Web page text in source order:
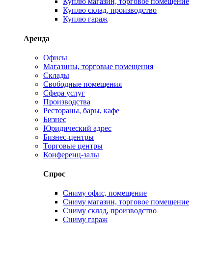
Куплю склад, производство
Куплю гараж
Аренда
Офисы
Магазины, торговые помещения
Склады
Свободные помещения
Сфера услуг
Производства
Рестораны, бары, кафе
Бизнес
Юридический адрес
Бизнес-центры
Торговые центры
Конференц-залы
Спрос
Сниму офис, помещение
Сниму магазин, торговое помещение
Сниму склад, производство
Сниму гараж